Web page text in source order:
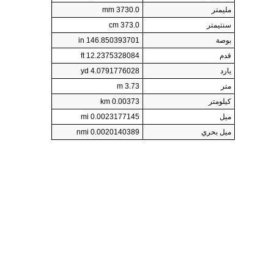
مليمتر
3730.0 mm
سنتيمتر
373.0 cm
بوصة
146.850393701 in
قدم
12.2375328084 ft
يارد
4.0791776028 yd
متر
3.73 m
كيلومتر
0.00373 km
ميل
0.0023177145 mi
ميل بحري
0.0020140389 nmi